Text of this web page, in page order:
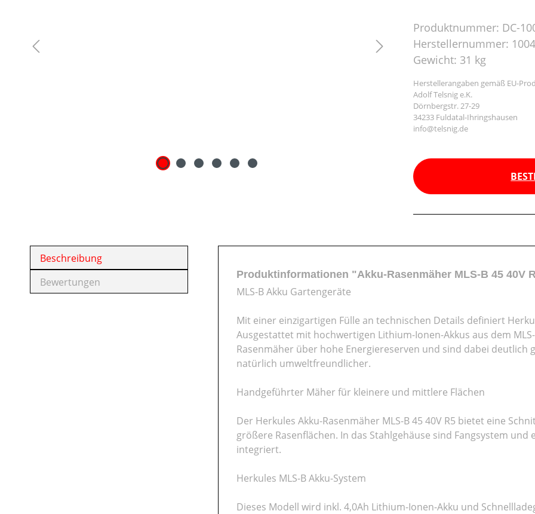
Produktnummer: DC-
Herstellernummer:
Gewicht: 31 kg
Herstellerangaben gemäß EU-
Adolf Telsnig e.K.
Dörnbergstr. 27-29
34233 Fuldatal-Ihringshausen
info@telsnig.de
Beschreibung
Bewertungen
Produktinformationen "Akku-Rasenmäher MLS-B 45 40V
MLS-B Akku Gartengeräte
Mit einer einzigartigen Fülle an technischen Details definiert
Ausgestattet mit hochwertigen Lithium-Ionen-Akkus aus dem
Rasenmäher über hohe Energiereserven und sind dabei
natürlich umweltfreundlicher.
Handgeführter Mäher für kleinere und mittlere Flächen
Der Herkules Akku-Rasenmäher MLS-B 45 40V R5 bietet eine
größere Rasenflächen. In das Stahlgehäuse sind Fangsystem
integriert.
Herkules MLS-B Akku-System
Dieses Modell wird inkl. 4,0Ah Lithium-Ionen-Akku und